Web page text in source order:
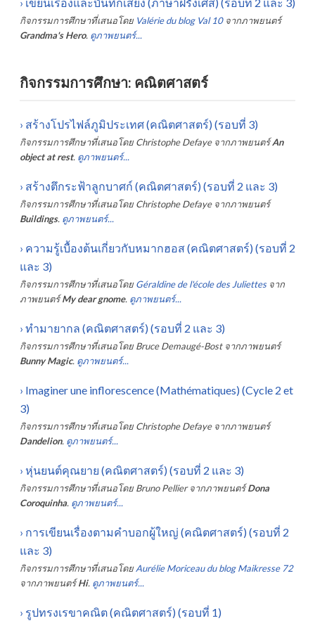
กิจกรรมการศึกษาที่เสนอโดย Valérie du blog Val 10 จากภาพยนตร์
Grandma's Hero. ดูภาพยนตร์...
กิจกรรมการศึกษา: คณิตศาสตร์
› สร้างโปรไฟล์ภูมิประเทศ (คณิตศาสตร์) (รอบที่ 3)
กิจกรรมการศึกษาที่เสนอโดย Christophe Defaye จากภาพยนตร์ An
object at rest. ดูภาพยนตร์...
› สร้างตึกระฟ้าลูกบาศก์ (คณิตศาสตร์) (รอบที่ 2 และ 3)
กิจกรรมการศึกษาที่เสนอโดย Christophe Defaye จากภาพยนตร์
Buildings. ดูภาพยนตร์...
› ความรู้เบื้องต้นเกี่ยวกับหมากฮอส (คณิตศาสตร์) (รอบที่ 2
และ 3)
กิจกรรมการศึกษาที่เสนอโดย Géraldine de l'école des Juliettes จาก
ภาพยนตร์ My dear gnome. ดูภาพยนตร์...
› ทำมายากล (คณิตศาสตร์) (รอบที่ 2 และ 3)
กิจกรรมการศึกษาที่เสนอโดย Bruce Demaugé-Bost จากภาพยนตร์
Bunny Magic. ดูภาพยนตร์...
› Imaginer une inflorescence (Mathématiques) (Cycle 2 et
3)
กิจกรรมการศึกษาที่เสนอโดย Christophe Defaye จากภาพยนตร์
Dandelion. ดูภาพยนตร์...
› หุ่นยนต์คุณยาย (คณิตศาสตร์) (รอบที่ 2 และ 3)
กิจกรรมการศึกษาที่เสนอโดย Bruno Pellier จากภาพยนตร์ Dona
Coroquinha. ดูภาพยนตร์...
› การเขียนเรื่องตามคำบอกผู้ใหญ่ (คณิตศาสตร์) (รอบที่ 2
และ 3)
กิจกรรมการศึกษาที่เสนอโดย Aurélie Moriceau du blog Maikresse 72
จากภาพยนตร์ Hi. ดูภาพยนตร์...
› รูปทรงเรขาคณิต (คณิตศาสตร์) (รอบที่ 1)